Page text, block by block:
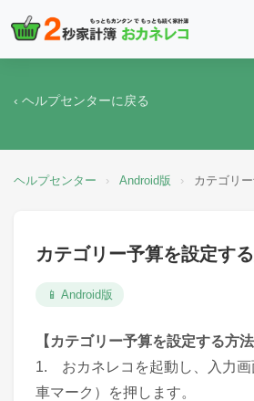
‹ ヘルプセンターに戻る
ヘルプセンター › Android版 › カテゴリ
カテゴリー予算を設定す
📱 Android版
【カテゴリー予算を設定する方法
1. おカネレコを起動し、入力画
車マーク）を押します。